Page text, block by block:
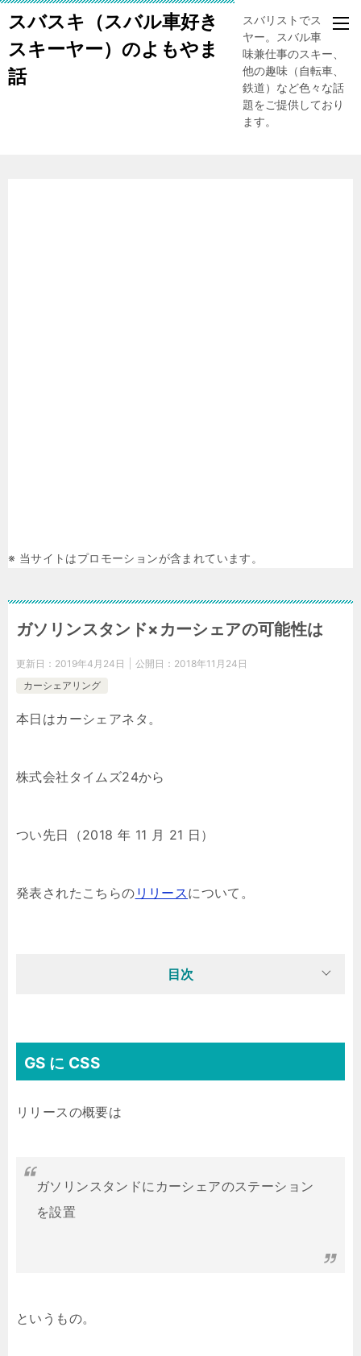
スバスキ（スバル車好き
スキーヤー）のよもやま
話
スバリストでスキー
ヤー。スバル車、趣
味兼仕事のスキー、
他の趣味（自転車、
鉄道）など色々な話
題をご提供しており
ます。
※ 当サイトはプロモーションが含まれています。
ガソリンスタンド×カーシェアの可能性は
更新日： 2019年4月24日 公開日： 2018年11月24日
カーシェアリング
本日はカーシェアネタ。
株式会社タイムズ24から
つい先日（2018 年 11 月 21 日）
発表されたこちらの リリースについて。
目次
GS に CSS
リリースの概要は
ガソリンスタンドにカーシェアのステーション
を設置
というもの。